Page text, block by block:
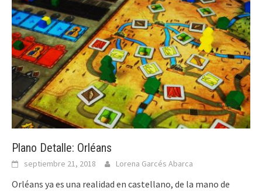
Plano Detalle: Orléans
septiembre 21, 2018 Lorena Garcés Abarca
Orléans ya es una realidad en castellano, de la mano de